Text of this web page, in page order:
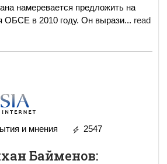
намеревается предложить на
ОБСЕ в 2010 году. Он вырази... read
и мнения
2547
Байменов: